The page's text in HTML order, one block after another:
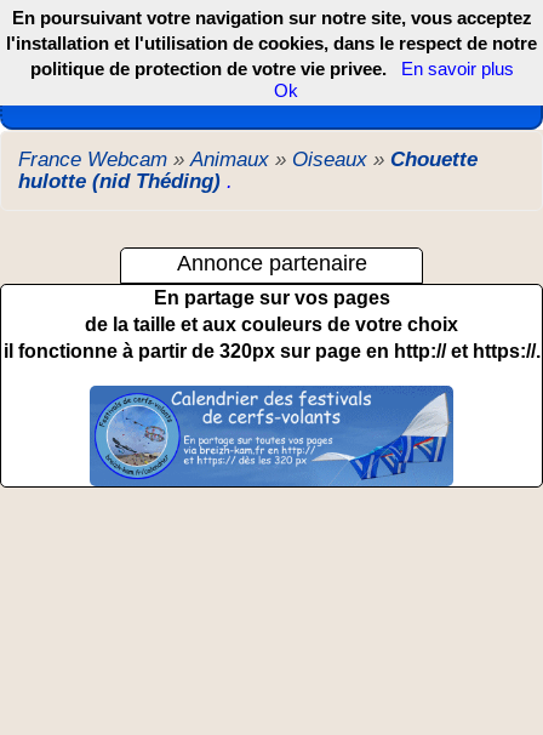
Les webcams de France, DOM TOM et COM
France Webcam »Animaux » Oiseaux » Chouette
hulotte (nid Théding) .
Annonce partenaire
En partage sur vos pages
de la taille et aux couleurs de votre choix
il fonctionne à partir de 320px sur page en http:// et https://.
En poursuivant votre navigation sur notre site, vous acceptez
l'installation et l'utilisation de cookies, dans le respect de notre
politique de protection de votre vie privee.
En savoir plus
Ok